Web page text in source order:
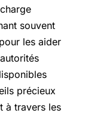
souvent
pour les aider
précieux
à travers les